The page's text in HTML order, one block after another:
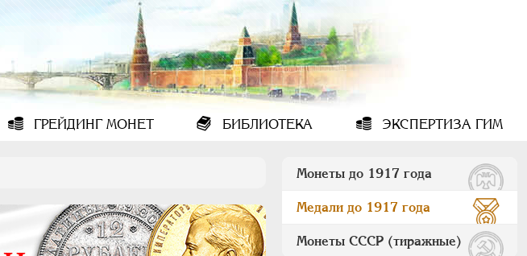
ГРЕЙДИНГМОНЕТ БИБЛИОТЕКА ЭКСПЕРТИЗА ГИМ
Монеты до 1917 года
Медали до 1917 года
Монеты СССР (тиражные)